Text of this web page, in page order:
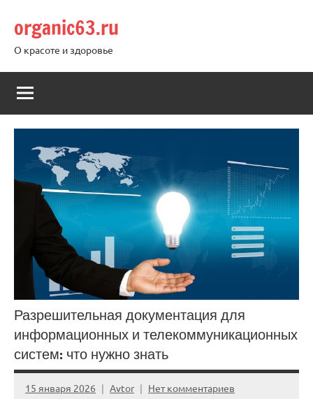
содержимому
organic63.ru
О красоте и здоровье
Разрешительная документация для
информационных и телекоммуникационных
систем: что нужно знать
15 января 2026 Avtor Нет комментариев